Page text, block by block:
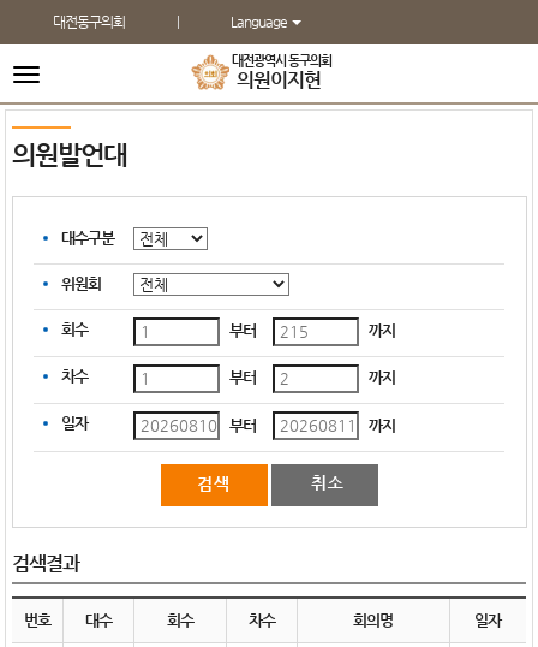
대전동구의회 Language
전
메
뉴
대전광역시 동구의회
이지현
의원
의원발언대
대수구분
위원회
회수 부터 까지
차수 부터 까지
일자 부터 까지
검색결과
번호 대수 회수 차수 회의명 일자